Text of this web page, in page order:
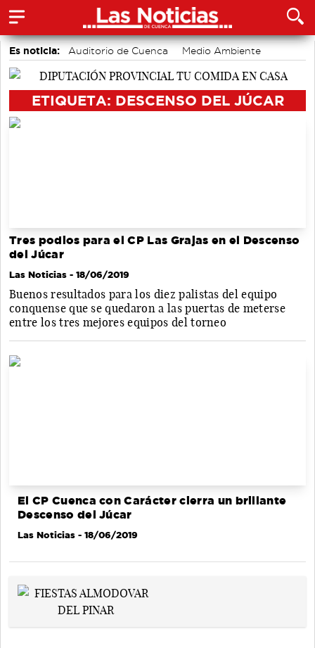
Es noticia: Auditorio de Cuenca
Medio Ambiente
Motor
accidentes laborales
Área de Deportes
ETIQUETA: DESCENSO DEL JÚCAR
Tres podios para el CP Las Grajas en el Descenso
del Júcar
Las Noticias - 18/06/2019
Buenos resultados para los diez palistas del equipo
conquense que se quedaron a las puertas de meterse
entre los tres mejores equipos del torneo
El CP Cuenca con Carácter cierra un brillante
Descenso del Júcar
Las Noticias - 18/06/2019